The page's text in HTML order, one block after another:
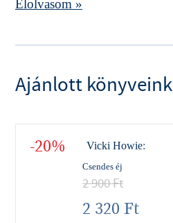
Elolvasom »
Ajánlott könyveink
-20% Vicki Howie:
Csendes éj
2 900Ft
2 320 Ft